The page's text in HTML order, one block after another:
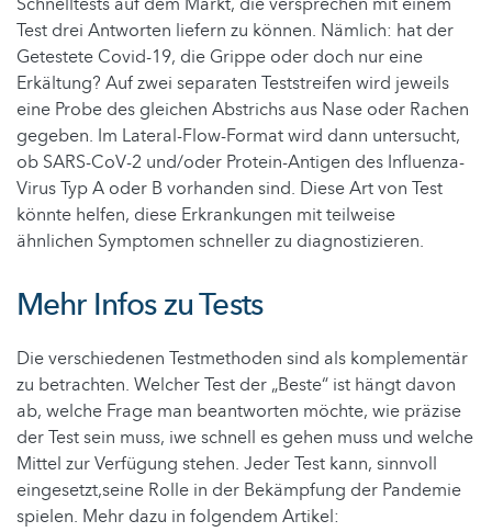
Test drei Antworten liefern zu können. Nämlich: hat der
Getestete Covid-19, die Grippe oder doch nur eine
Erkältung? Auf zwei separaten Teststreifen wird jeweils
eine Probe des gleichen Abstrichs aus Nase oder Rachen
gegeben. Im Lateral-Flow-Format wird dann untersucht,
ob SARS-CoV-2 und/oder Protein-Antigen des Influenza-
Virus Typ A oder B vorhanden sind. Diese Art von Test
könnte helfen, diese Erkrankungen mit teilweise
ähnlichen Symptomen schneller zu diagnostizieren.
Mehr Infos zu Tests
Die verschiedenen Testmethoden sind als komplementär
zu betrachten. Welcher Test der „Beste“ ist hängt davon
ab, welche Frage man beantworten möchte, wie präzise
der Test sein muss, iwe schnell es gehen muss und welche
Mittel zur Verfügung stehen. Jeder Test kann, sinnvoll
eingesetzt,seine Rolle in der Bekämpfung der Pandemie
spielen. Mehr dazu in folgendem Artikel: